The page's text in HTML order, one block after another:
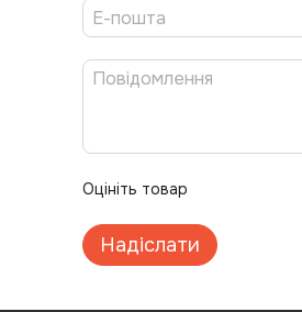
Оцініть товар
Надіслати